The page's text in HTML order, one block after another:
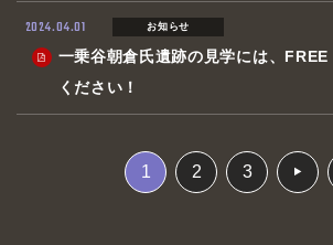
2024.04.01 お知らせ
一乗谷朝倉氏遺跡の見学には、
ください！
1 2 3